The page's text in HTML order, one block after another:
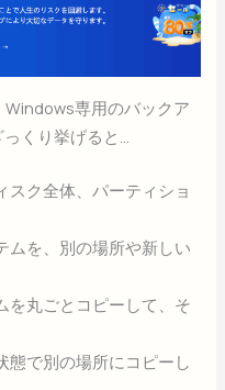
Windows専用のバックア
くり挙げると…
スク全体、パーティショ
ムを、別の場所や新しい
を丸ごとコピーして、そ
態で別の場所にコピーし